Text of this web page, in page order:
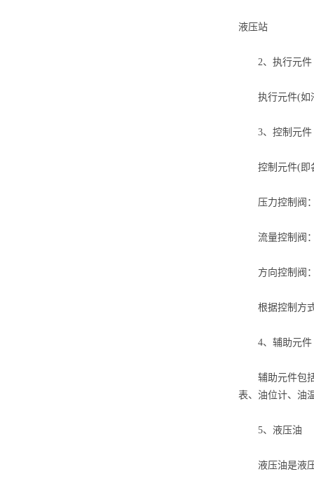
液压站
2、执行元件
执行元件(如液
3、控制元件
控制元件(即各
压力控制阀：
流量控制阀：
方向控制阀：
根据控制方式
4、辅助元件
辅助元件包括
表、油位计、油
5、液压油
液压油是液压